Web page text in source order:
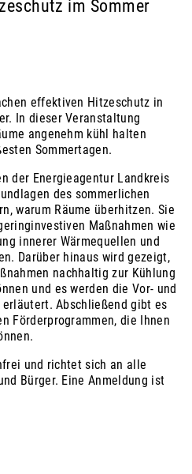
im Sommer
effektiven Hitzeschutz in
In dieser Veranstaltung
angenehm kühl halten
Sommertagen.
der Energieagentur Landkreis
des sommerlichen
warum Räume überhitzen. Sie
Maßnahmen wie
innerer Wärmequellen und
Darüber hinaus wird gezeigt,
nachhaltig zur Kühlung
und es werden die Vor- und
Abschließend gibt es
Förderprogrammen, die Ihnen
und richtet sich an alle
Bürger. Eine Anmeldung ist